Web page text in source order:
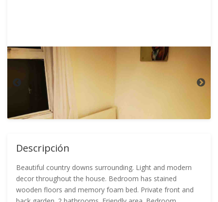
Descripción
Beautiful country downs surrounding. Light and modern
decor throughout the house. Bedroom has stained
wooden floors and memory foam bed. Private front and